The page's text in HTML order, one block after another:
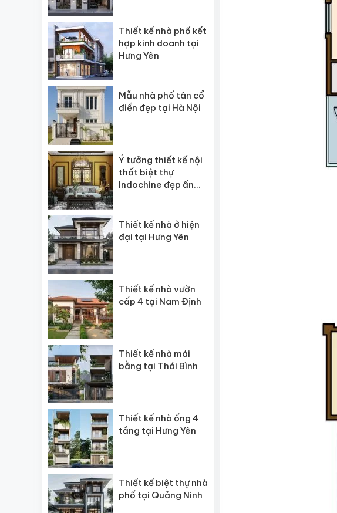
Thiết kế nhà phố kết
hợp kinh doanh tại
Hưng Yên
Mẫu nhà phố tân cổ
điển đẹp tại Hà Nội
Ý tưởng thiết kế nội
thất biệt thự
Indochine đẹp ấn
Thiết kế nhà ở hiện
đại tại Hưng Yên
Thiết kế nhà vườn
cấp 4 tại Nam Định
Thiết kế nhà mái
bằng tại Thái Bình
Thiết kế nhà ống 4
tầng tại Hưng Yên
Thiết kế biệt thự nhà
phố tại Quảng Ninh